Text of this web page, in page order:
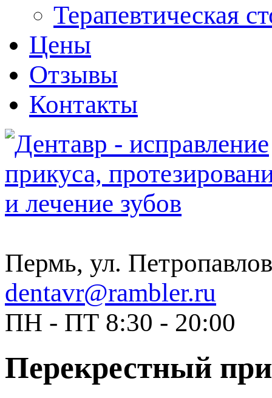
Терапевтическая
Цены
Отзывы
Контакты
Пермь, ул.
dentavr@rambler.ru
ПН - ПТ 8:30 - 20:00
Перекрестный